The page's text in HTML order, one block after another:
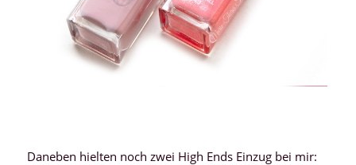
Daneben hielten noch zwei High Ends Einzug bei mir: